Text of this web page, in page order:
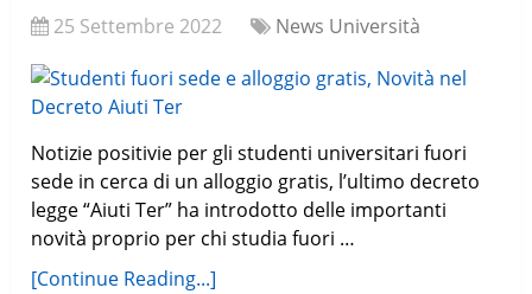
25 Settembre 2022 News Università
Notizie positivie per gli studenti universitari fuori
sede in cerca di un alloggio gratis, l’ultimo decreto
legge “Aiuti Ter” ha introdotto delle importanti
novità proprio per chi studia fuori …
[Continue Reading...]